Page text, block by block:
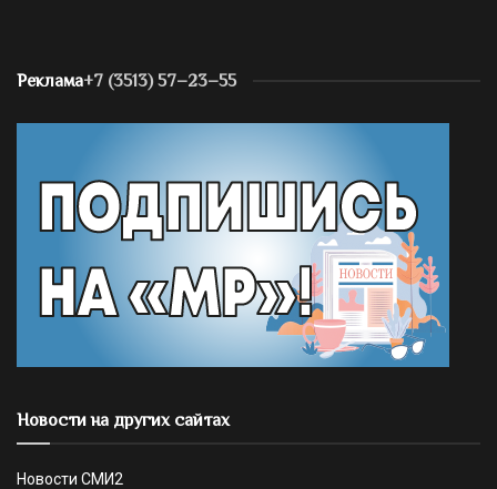
Реклама+7 (3513) 57–23–55
Новости на других сайтах
Новости СМИ2